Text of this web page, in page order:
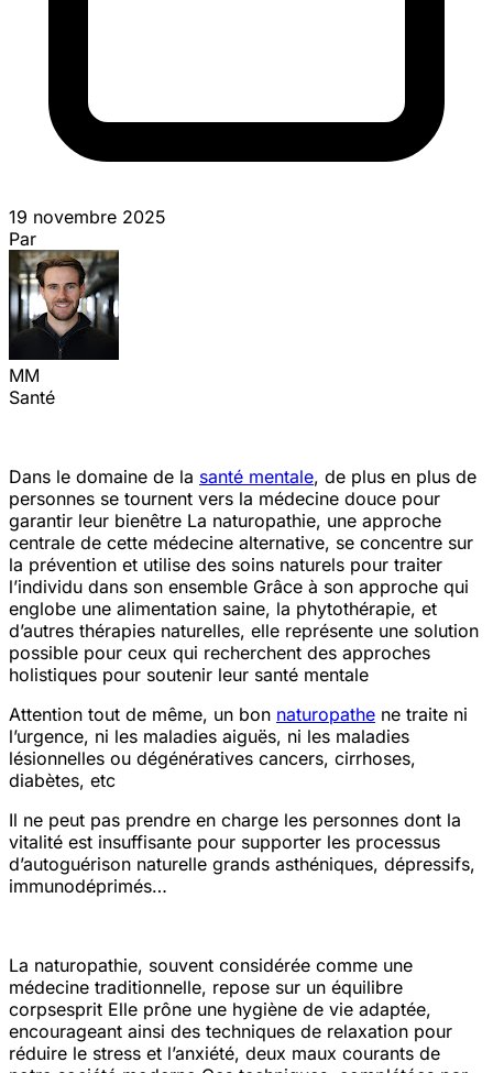
19 novembre 2025
Par
MM
Santé
Dans le domaine de la santé mentale, de plus en plus de
personnes se tournent vers la médecine douce pour
garantir leur bienêtre La naturopathie, une approche
centrale de cette médecine alternative, se concentre sur
la prévention et utilise des soins naturels pour traiter
l’individu dans son ensemble Grâce à son approche qui
englobe une alimentation saine, la phytothérapie, et
d’autres thérapies naturelles, elle représente une solution
possible pour ceux qui recherchent des approches
holistiques pour soutenir leur santé mentale
Attention tout de même, un bon naturopathe ne traite ni
l’urgence, ni les maladies aiguës, ni les maladies
lésionnelles ou dégénératives cancers, cirrhoses,
diabètes, etc
Il ne peut pas prendre en charge les personnes dont la
vitalité est insuffisante pour supporter les processus
d’autoguérison naturelle grands asthéniques, dépressifs,
immunodéprimés…
La naturopathie, souvent considérée comme une
médecine traditionnelle, repose sur un équilibre
corpsesprit Elle prône une hygiène de vie adaptée,
encourageant ainsi des techniques de relaxation pour
réduire le stress et l’anxiété, deux maux courants de